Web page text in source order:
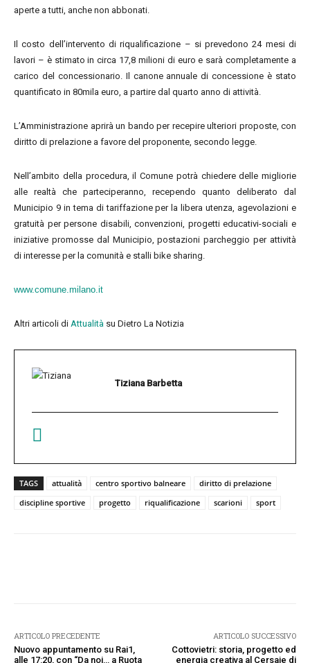
aperte a tutti, anche non abbonati.
Il costo dell’intervento di riqualificazione – si prevedono 24 mesi di
lavori – è stimato in circa 17,8 milioni di euro e sarà completamente a
carico del concessionario. Il canone annuale di concessione è stato
quantificato in 80mila euro, a partire dal quarto anno di attività.
L’Amministrazione aprirà un bando per recepire ulteriori proposte, con
diritto di prelazione a favore del proponente, secondo legge.
Nell’ambito della procedura, il Comune potrà chiedere delle migliorie
alle realtà che parteciperanno, recependo quanto deliberato dal
Municipio 9 in tema di tariffazione per la libera utenza, agevolazioni e
gratuità per persone disabili, convenzioni, progetti educativi-sociali e
iniziative promosse dal Municipio, postazioni parcheggio per attività
di interesse per la comunità e stalli bike sharing.
www.comune.milano.it
Altri articoli di Attualità su Dietro La Notizia
Tiziana Barbetta
TAGS attualità centro sportivo balneare
diritto di prelazione
discipline sportive
progetto riqualificazione scarioni sport
ARTICOLO PRECEDENTE
Nuovo appuntamento su Rai1,
alle 17:20, con “Da noi… a Ruota
ARTICOLO SUCCESSIVO
Cottovietri: storia, progetto ed
energia creativa al Cersaie di